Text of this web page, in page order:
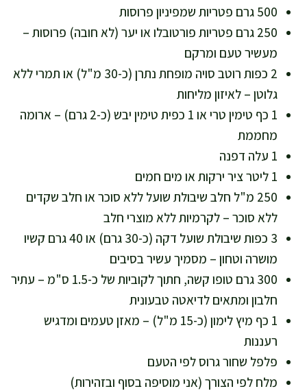
500 גרם פטריות שמפיניון פרוסות
250 גרם פטריות פורטובלו או יער (לא חובה) פרוסות –
מעשיר טעם ומרקם
2 כפות רוטב סויה מופחת נתרן (כ-30 מ"ל) או תמרי ללא
גלוטן – לאיזון מליחות
1 כף טימין טרי או 1 כפית טימין יבש (כ-2 גרם) – ארומה
מחממת
1 עלה דפנה
1 ליטר ציר ירקות או מים חמים
250 מ"ל חלב שיבולת שועל ללא סוכר או חלב שקדים
ללא סוכר – לקרמיות ללא מוצרי חלב
3 כפות שיבולת שועל דקה (כ-30 גרם) או 40 גרם קשיו
מושרה וטחון – מסמיך עשיר בסיבים
300 גרם טופו קשה, חתוך לקוביות של כ-1.5 ס"מ – עתיר
חלבון ומתאים לדיאטה טבעונית
1 כף מיץ לימון (כ-15 מ"ל) – מאזן טעמים ומדגיש
רעננות
פלפל שחור גרוס לפי הטעם
מלח לפי הצורך (אני מוסיפה בסוף ובזהירות)